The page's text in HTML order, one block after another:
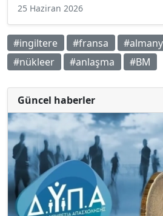
25 Haziran 2026
#ingiltere #fransa
#nükleer
#anlaşma #BM
Güncel haberler